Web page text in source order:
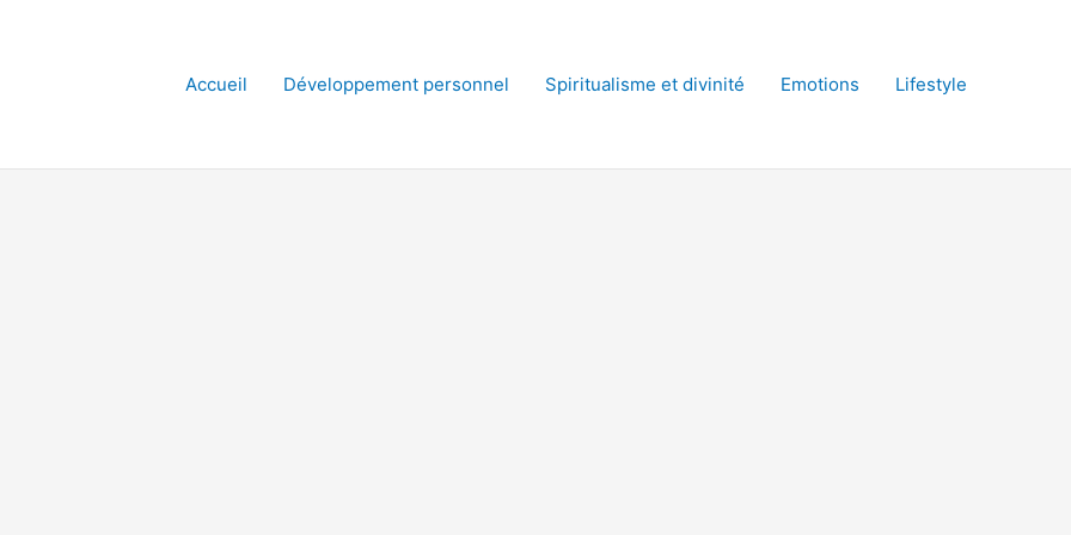
Accueil Développement personnel Spiritualisme et divinité Emotions Lifestyle